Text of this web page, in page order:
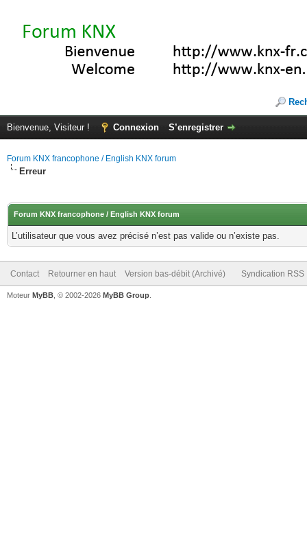
Bienvenue, Visiteur ! Connexion S’enregistrer
Forum KNX francophone / English KNX forum
Erreur
Forum KNX francophone / English KNX forum
L’utilisateur que vous avez précisé n’est pas valide ou n’existe pas.
Contact Retourner en haut Version bas-débit (Archivé) Syndication RSS
Moteur MyBB , © 2002-2026 MyBB Group